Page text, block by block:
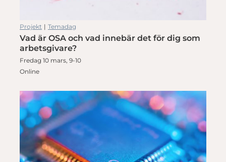
Projekt | Temadag
Vad är OSA och vad innebär det för dig som
arbetsgivare?
Fredag 10 mars, 9-10
Online